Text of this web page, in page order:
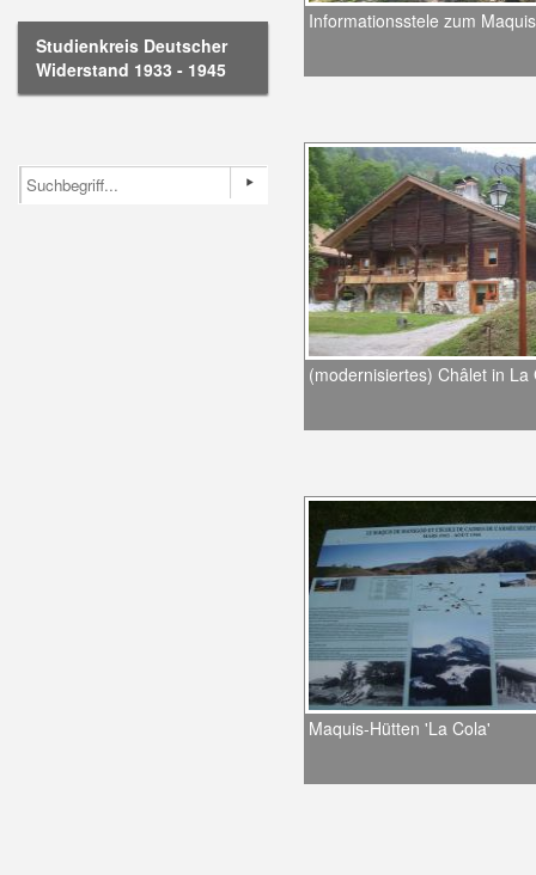
Studienkreis Deutscher
Widerstand 1933 - 1945
Informationsstele zum
(modernisiertes) Châlet in La
Maquis-Hütten 'La Cola'